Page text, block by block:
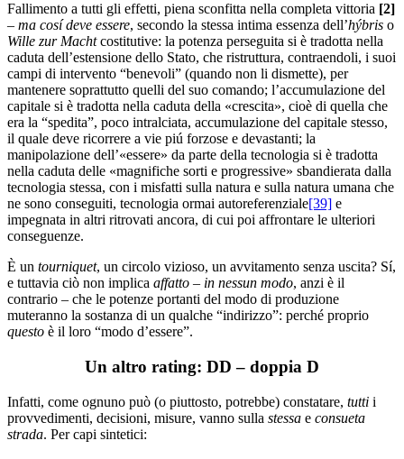
Fallimento a tutti gli effetti, piena sconfitta nella completa vittoria [2]
– ma cosí deve essere, secondo la stessa intima essenza dell’hýbris o
Wille zur Machtcostitutive: la potenza perseguita si è tradotta nella
caduta dell’estensione dello Stato, che ristruttura, contraendoli, i suoi
campi di intervento “benevoli” (quando non li dismette), per
mantenere soprattutto quelli del suo comando; l’accumulazione del
capitale si è tradotta nella caduta della «crescita», cioè di quella che
era la “spedita”, poco intralciata, accumulazione del capitale stesso,
il quale deve ricorrere a vie piú forzose e devastanti; la
manipolazione dell’«essere» da parte della tecnologia si è tradotta
nella caduta delle «magnifiche sorti e progressive» sbandierata dalla
tecnologia stessa, con i misfatti sulla natura e sulla natura umana che
ne sono conseguiti, tecnologia ormai autoreferenziale[39] e
impegnata in altri ritrovati ancora, di cui poi affrontare le ulteriori
conseguenze.
È un tourniquet, un circolo vizioso, un avvitamento senza uscita? Sí,
e tuttavia ciò non implica affatto – in nessun modo, anzi è il
contrario – che le potenze portanti del modo di produzione
muteranno la sostanza di un qualche “indirizzo”: perché proprio
questo è il loro “modo d’essere”.
Un altro rating: DD – doppia D
Infatti, come ognuno può (o piuttosto, potrebbe) constatare, tutti i
provvedimenti, decisioni, misure, vanno sulla stessa e consueta
strada. Per capi sintetici: